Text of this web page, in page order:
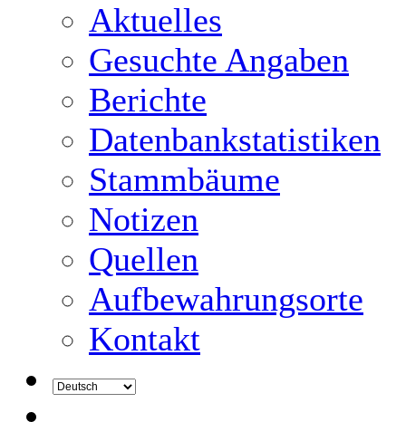
Aktuelles
Gesuchte Angaben
Berichte
Datenbankstatistiken
Stammbäume
Notizen
Quellen
Aufbewahrungsorte
Kontakt